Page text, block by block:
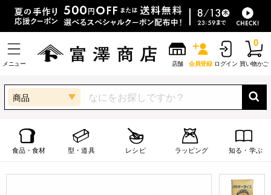
メニュー 店舗 会員登録 ログイン 買い物かご
0
商品
食品・食材 型・道具 レシピ ラッピング 知る・学ぶ